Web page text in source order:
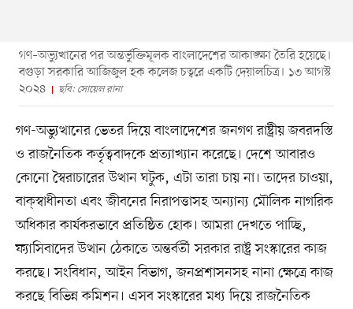
গণ–অভ্যুত্থানের পর অন্তর্ভুক্তিমূলক বাংলাদেশের আকাঙ্ক্ষা তৈরি হয়েছে।
বগুড়া সরকারি আজিজুল হক কলেজ চত্বরে একটি দেয়ালচিত্র। ১৩ আগস্ট
২০২৪
ছবি: সোয়েল রানা
গণ-অভ্যুত্থানের ভেতর দিয়ে বাংলাদেশের জনগণ রাষ্ট্রীয় জবরদস্তি
ও রাজনৈতিক কর্তৃত্ববাদকে প্রত্যাখ্যান করেছে। দেশে আবারও
কোনো স্বৈরাচারের উত্থান ঘটুক, এটা তারা চায় না। তাদের চাওয়া,
বাক্​স্বাধীনতা এবং জীবনের নিরাপত্তাসহ অন্যান্য মৌলিক নাগরিক
অধিকার কার্যকরভাবে প্রতিষ্ঠিত হোক। আমরা দেখতে পাচ্ছি,
ফ্যাসিবাদের উত্থান ঠেকাতে অন্তর্বর্তী সরকার রাষ্ট্র সংস্কারের কাজ
করছে। সংবিধান, আইন বিভাগ, জনপ্রশাসনসহ নানা ক্ষেত্রে কাজ
করছে বিভিন্ন কমিশন। এসব সংস্কারের মধ্য দিয়ে রাজনৈতিক